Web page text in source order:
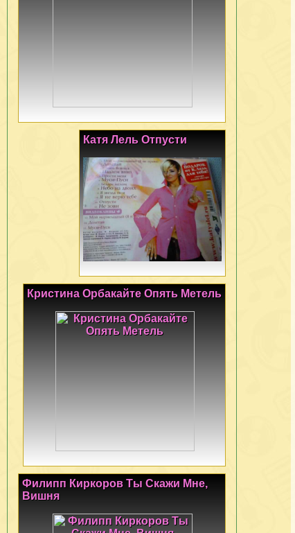
Катя Лель Отпусти
Кристина Орбакайте Опять Метель
Филипп Киркоров Ты Скажи Мне,
Вишня